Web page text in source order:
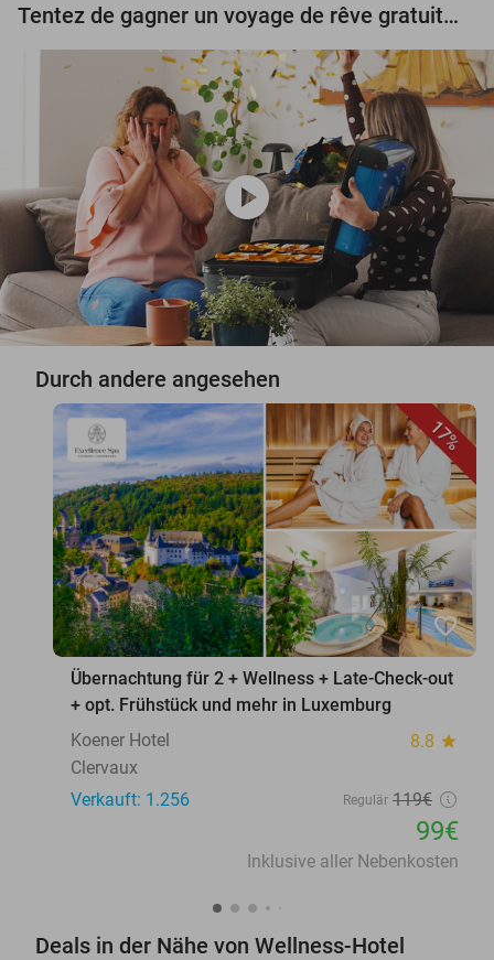
Tentez de gagner un voyage de rêve gratuit d'une valeur de 3.000 € !
play_circle
Durch andere angesehen
17%
favorite_border
Übernachtung für 2 + Wellness + Late-Check-out
+ opt. Frühstück und mehr in Luxemburg
Koener Hotel
8.8 star
Clervaux
Verkauft: 1.256
Regulär 119€
99€
Inklusive aller Nebenkosten
Deals in der Nähe von Wellness-Hotel